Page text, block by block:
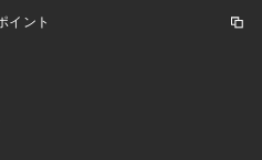
イント